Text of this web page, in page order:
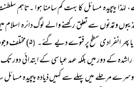
پیچیدہ مسائل کا بہت کم سامنا ہوا ۔تاہم
وتمدنوں سے تعلق رکھنے والے لوگ دائرہ
پھر انفرادی سطح پر فتوے دیے گئے۔ ( ۵) مختلف
خلافت راشدہ کے دور میں بلکہ عہد عباسی کے
مرحلے میں پہلے سے کہیں ذیادہ پیچیدہ مسائل